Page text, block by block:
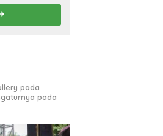
Grosir di
Tanjung
pada
pada